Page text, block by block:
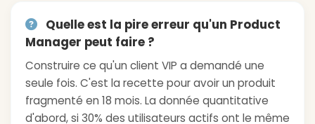
Quelle est la pire erreur qu'un Product
Manager peut faire ?
Construire ce qu'un client VIP a demandé une
seule fois. C'est la recette pour avoir un produit
fragmenté en 18 mois. La donnée quantitative
d'abord, si 30% des utilisateurs actifs ont le même